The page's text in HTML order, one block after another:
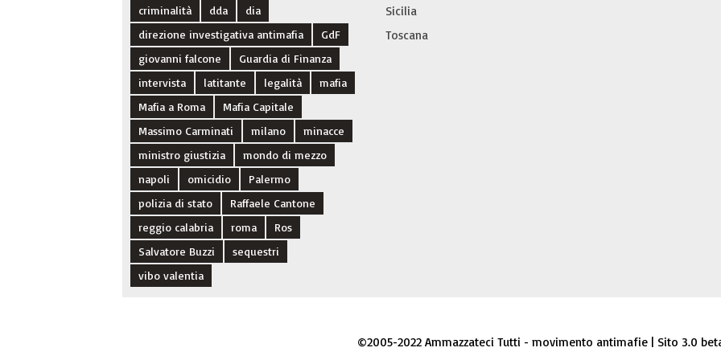
criminalità dda
dia
direzione investigativa antimafia
GdF
giovanni falcone
Guardia di Finanza
intervista
latitante legalità
mafia
Mafia a Roma
Mafia Capitale
Massimo Carminati
milano
minacce
ministro giustizia
mondo di mezzo
napoli
omicidio
Palermo
polizia di stato
Raffaele Cantone
reggio calabria
roma
Ros
Salvatore Buzzi
sequestri
vibo valentia
Sicilia
Toscana
©2005-2022 Ammazzateci Tutti - movimento antimafie | Sito 3.0